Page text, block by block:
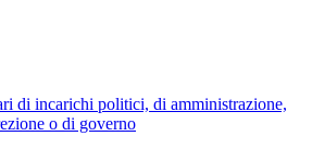
di incarichi politici, di amministrazione,
o di governo